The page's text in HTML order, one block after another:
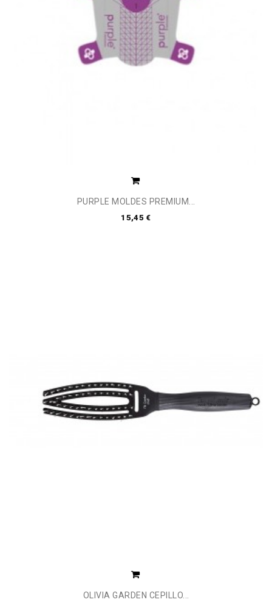
PURPLE MOLDES PREMIUM...
15,45 €
OLIVIA GARDEN CEPILLO...